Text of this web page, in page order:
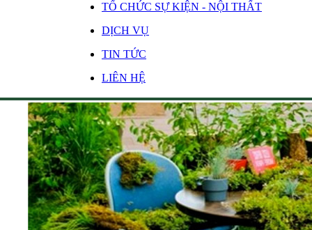
TỔ CHỨC SỰ KIỆN - NỘI THẤT
DỊCH VỤ
TIN TỨC
LIÊN HỆ